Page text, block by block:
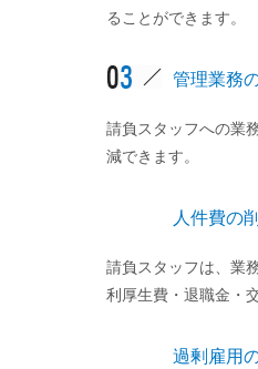
ることができます。
管理業務
請負スタッフへの業
減できます。
人件費の
請負スタッフは、業
利厚生費・退職金・
過剰雇用